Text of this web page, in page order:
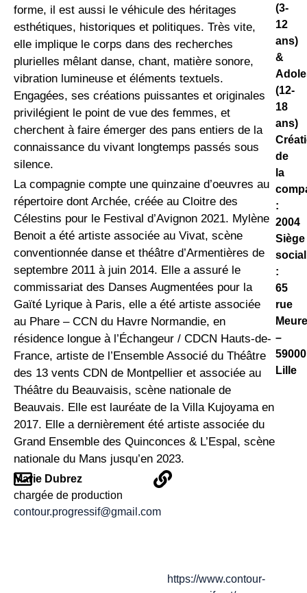
forme, il est aussi le véhicule des héritages
esthétiques, historiques et politiques. Très vite,
elle implique le corps dans des recherches
plurielles mêlant danse, chant, matière sonore,
vibration lumineuse et éléments textuels.
Engagées, ses créations puissantes et originales
privilégient le point de vue des femmes, et
cherchent à faire émerger des pans entiers de la
connaissance du vivant longtemps passés sous
silence.
La compagnie compte une quinzaine d’oeuvres au
répertoire dont Archée, créée au Cloitre des
Célestins pour le Festival d’Avignon 2021. Mylène
Benoit a été artiste associée au Vivat, scène
conventionnée danse et théâtre d’Armentières de
septembre 2011 à juin 2014. Elle a assuré le
commissariat des Danses Augmentées pour la
Gaïté Lyrique à Paris, elle a été artiste associée
au Phare – CCN du Havre Normandie, en
résidence longue à l’Échangeur / CDCN Hauts-de-
France, artiste de l’Ensemble Associé du Théâtre
des 13 vents CDN de Montpellier et associée au
Théâtre du Beauvaisis, scène nationale de
Beauvais. Elle est lauréate de la Villa Kujoyama en
2017. Elle a dernièrement été artiste associée du
Grand Ensemble des Quinconces & L’Espal, scène
nationale du Mans jusqu’en 2023.
(3-
12
ans)
&
(12-
18
ans)
de
la
:
2004
Siège
social
:
65
rue
–
59000
Lille
Marie Dubrez
chargée de production
contour.progressif@gmail.com
https://www.contour-